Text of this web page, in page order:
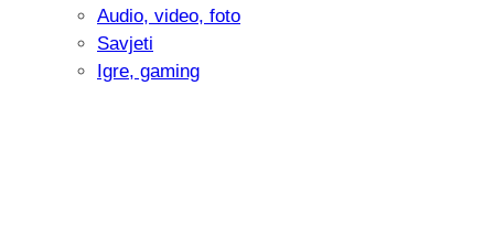
Audio, video, foto
Savjeti
Igre, gaming